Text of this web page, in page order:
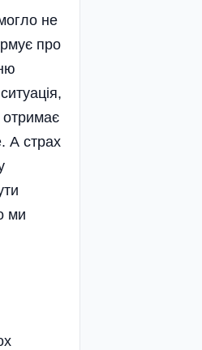
не
про
отримає
А страх
ми